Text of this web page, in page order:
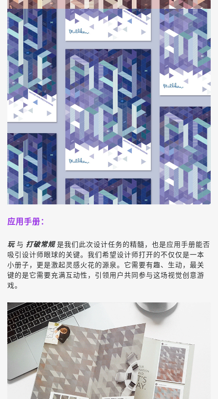
应用手册：
玩 与 打破常规 是我们此次设计任务的精髓，也是应用手册能否
吸引设计师眼球的关键。我们希望设计师打开的不仅仅是一本
小册子，更是激起灵感火花的源泉。它需要有趣、生动，最关
键的是它需要充满互动性，引领用户共同参与这场视觉创意游
戏。